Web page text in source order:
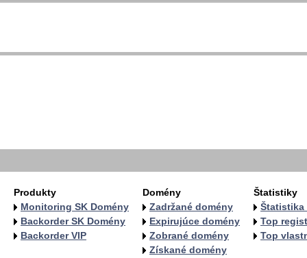
Produkty
Monitoring SK Domény
Backorder SK Domény
Backorder VIP
Domény
Zadržané domény
Expirujúce domény
Zobrané domény
Získané domény
Štatistiky
Štatistika
Top
Top